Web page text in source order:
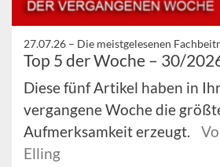
27.07.26 – Die meistgelesenen
Top 5 der Woche – 30/
Diese fünf Artikel haben in
vergangene Woche die
Aufmerksamkeit erzeugt.
Elling